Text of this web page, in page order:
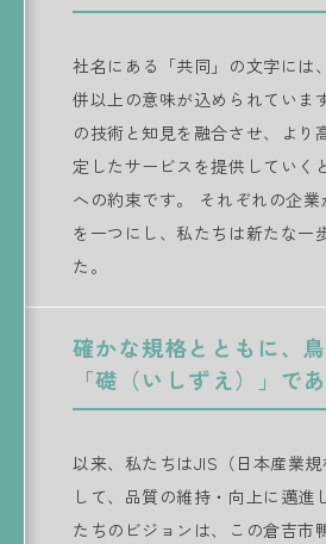
社名にある「共同」の文字には
併以上の意味が込められていま
の技術と知見を融合させ、より
定したサービスを提供していく
への約束です。 それぞれの企業
を一つにし、私たちは新たな一
た。
確かな規格とともに、
「礎（いしずえ）」で
以来、私たちはJIS（日本産業規
して、品質の維持・向上に邁進
たちのビジョンは、この倉吉市